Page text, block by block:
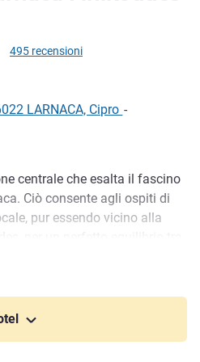
ALL)
495 recensioni
LARNACA, Cipro -
centrale che esalta il fascino
Ciò consente agli ospiti di
pur essendo vicino alla
che offre una vista mozzafiato
spazio serve come area
distendersi, sia di giorno che di